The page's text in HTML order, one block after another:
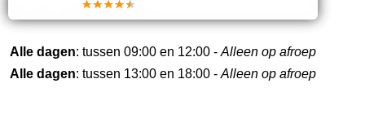
Bedientijden deze week
Alle dagen: tussen 09:00 en 12:00 - Alleen op afroep
Alle dagen: tussen 13:00 en 18:00 - Alleen op afroep